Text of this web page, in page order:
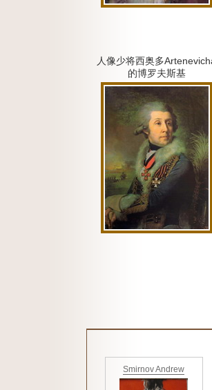
人像少将西奥多
的博罗夫斯基
Smirnov Andrew